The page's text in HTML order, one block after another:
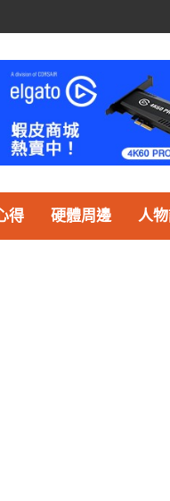
得 硬體周邊 人